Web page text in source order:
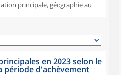
principale, géographie au
en 2023 selon le
période d'achèvement